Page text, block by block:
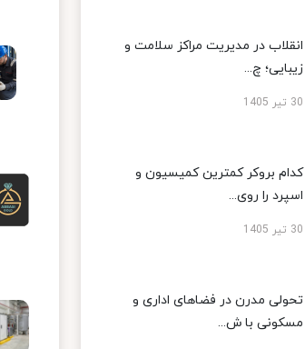
انقلاب در مدیریت مراکز سلامت و
زیبایی؛ چ...
30 تیر 1405
کدام بروکر کمترین کمیسیون و
اسپرد را روی...
30 تیر 1405
تحولی مدرن در فضاهای اداری و
مسکونی با ش...